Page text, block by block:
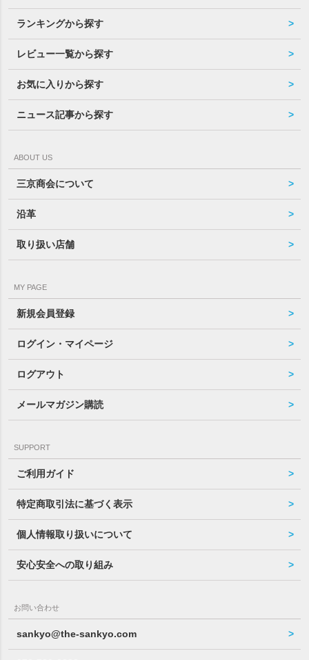
ランキングから探す
レビュー一覧から探す
お気に入りから探す
ニュース記事から探す
ABOUT US
三京商会について
沿革
取り扱い店舗
MY PAGE
新規会員登録
ログイン・マイページ
ログアウト
メールマガジン購読
SUPPORT
ご利用ガイド
特定商取引法に基づく表示
個人情報取り扱いについて
安心安全への取り組み
お問い合わせ
sankyo@the-sankyo.com